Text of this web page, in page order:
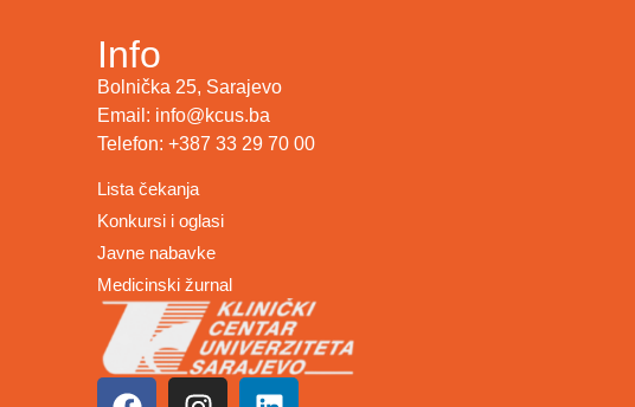
Info
Bolnička 25, Sarajevo
Email: info@kcus.ba
Telefon: +387 33 29 70 00
Lista čekanja
Konkursi i oglasi
Javne nabavke
Medicinski žurnal